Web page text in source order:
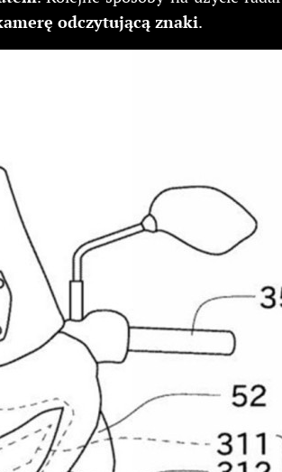
odczytującą znaki.